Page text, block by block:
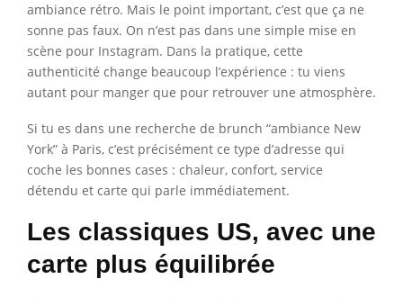
ambiance rétro. Mais le point important, c’est que ça ne
sonne pas faux. On n’est pas dans une simple mise en
scène pour Instagram. Dans la pratique, cette
authenticité change beaucoup l’expérience : tu viens
autant pour manger que pour retrouver une atmosphère.
Si tu es dans une recherche de brunch “ambiance New
York” à Paris, c’est précisément ce type d’adresse qui
coche les bonnes cases : chaleur, confort, service
détendu et carte qui parle immédiatement.
Les classiques US, avec une
carte plus équilibrée